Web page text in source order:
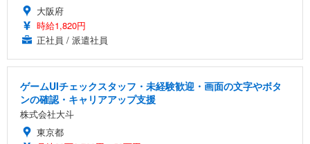
大阪府
時給1,820円
正社員 / 派遣社員
ゲームUIチェックスタッフ・未経験歓迎・画面の文字やボタ
ンの確認・キャリアアップ支援
株式会社大斗
東京都